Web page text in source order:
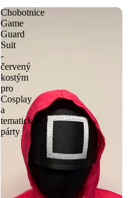
Chobotnice
Game
Guard
Suit
-
červený
kostým
pro
Cosplay
a
tematickou
párty